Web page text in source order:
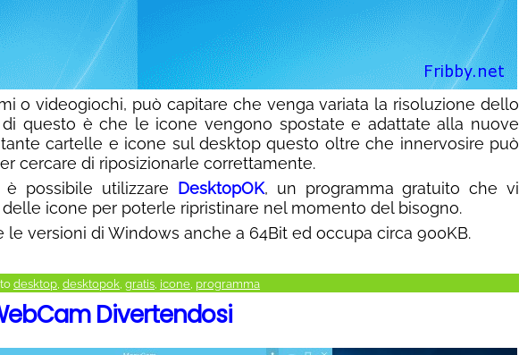
o videogiochi, può capitare che venga variata la risoluzione dello
questo è che le icone vengono spostate e adattate alla nuove
cartelle e icone sul desktop questo oltre che innervosire può
cercare di riposizionarle correttamente.
possibile utilizzare DesktopOK, un programma gratuito che vi
icone per poterle ripristinare nel momento del bisogno.
versioni di Windows anche a 64Bit ed occupa circa 900KB.
desktop, desktopok, gratis, icone, programma
Divertendosi